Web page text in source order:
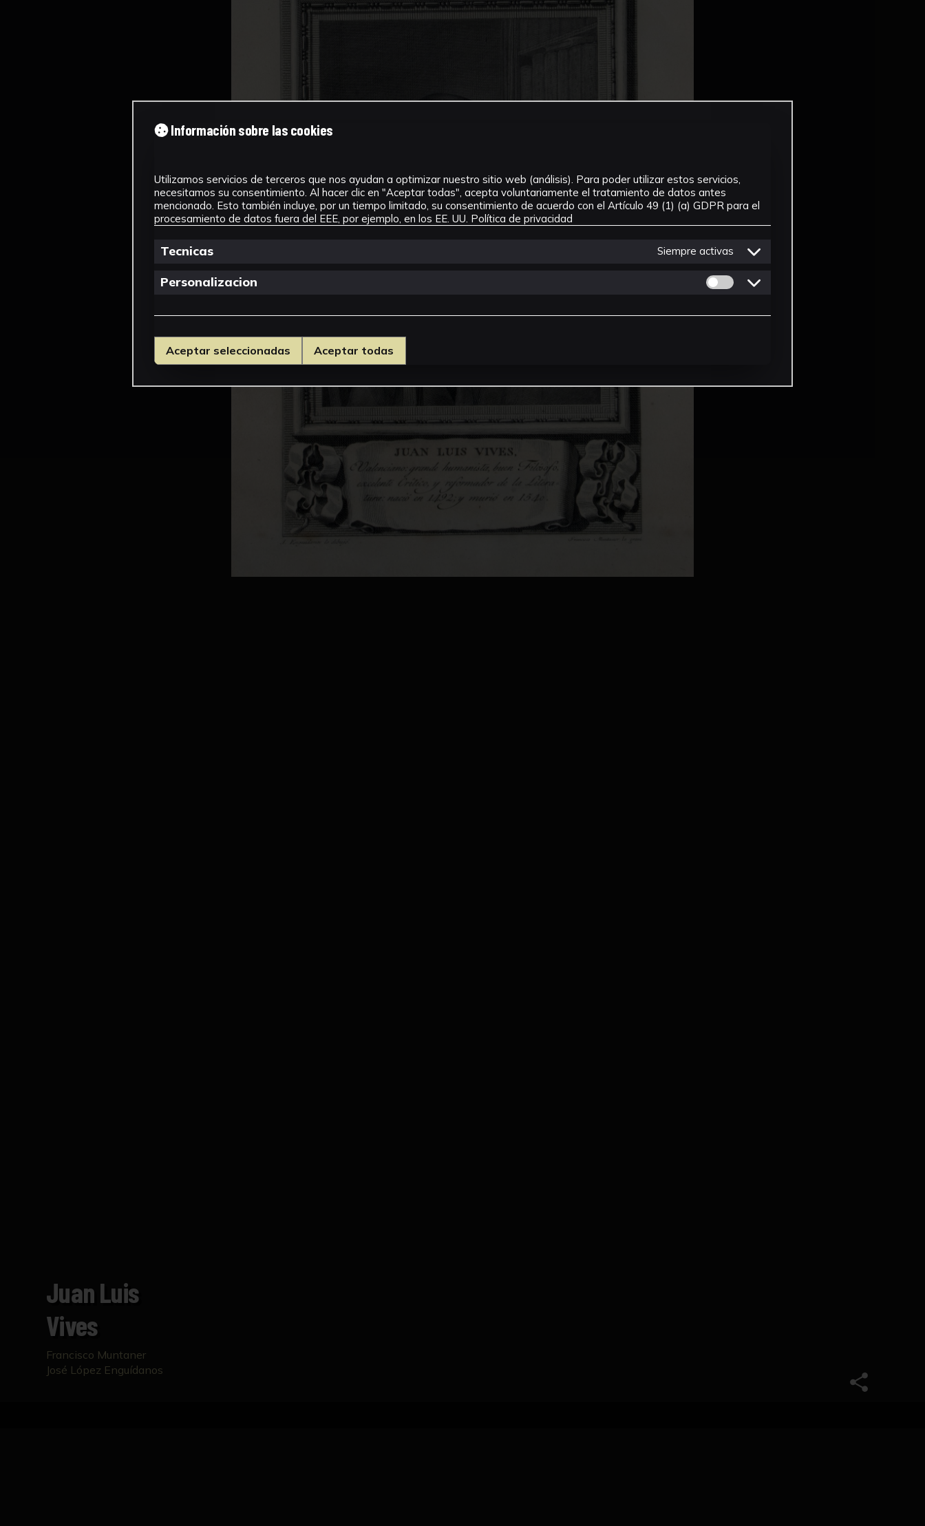
Juan Luis
Vives
Francisco Muntaner
José López Enguídanos
Información sobre las cookies
Utilizamos servicios de terceros que nos ayudan a optimizar nuestro sitio web (análisis). Para poder utilizar estos servicios,
necesitamos su consentimiento. Al hacer clic en "Aceptar todas", acepta voluntariamente el tratamiento de datos antes
mencionado. Esto también incluye, por un tiempo limitado, su consentimiento de acuerdo con el Artículo 49 (1) (a) GDPR para el
procesamiento de datos fuera del EEE, por ejemplo, en los EE. UU. Política de privacidad
Tecnicas Siempre activas
Personalizacion Permitir cookies de Personalizacion
Aceptar seleccionadas Aceptar todas